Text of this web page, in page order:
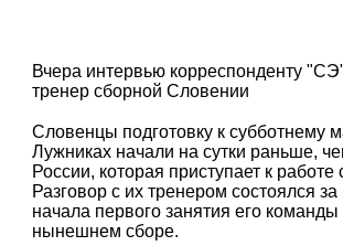
Вчера интервью корреспонденту
тренер сборной Словении
Словенцы подготовку к субботнему
Лужниках начали на сутки раньше,
России, которая приступает к работе
Разговор с их тренером состоялся
начала первого занятия его команды
нынешнем сборе.